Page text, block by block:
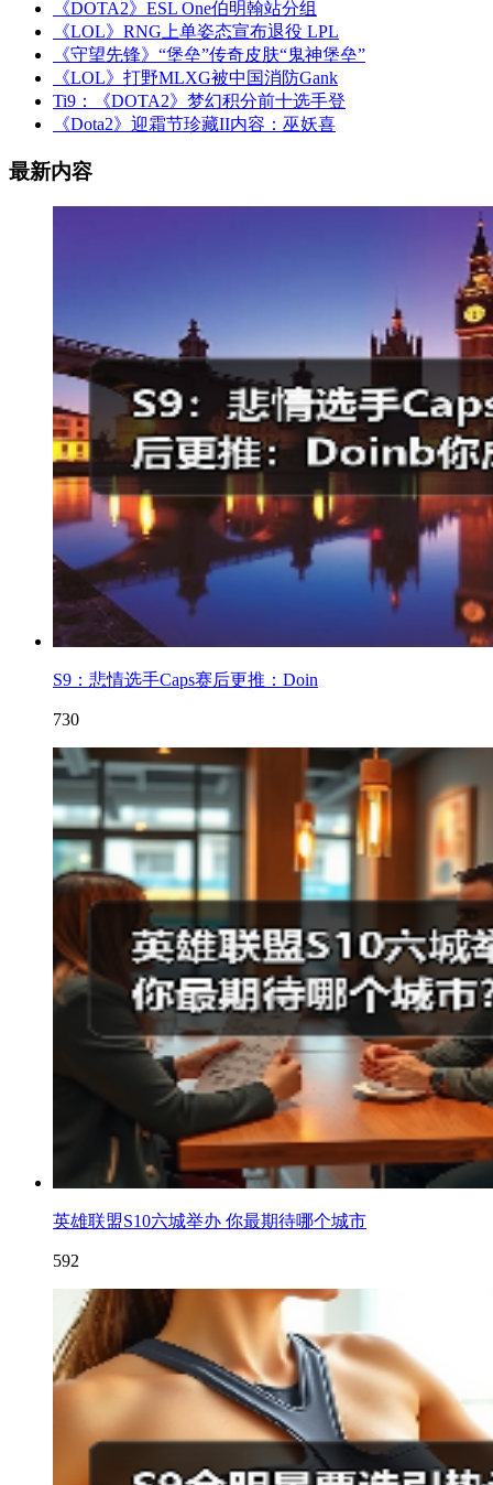
《DOTA2》ESL One伯明翰站分组
《LOL》RNG上单姿态宣布退役 LPL
《守望先锋》“堡垒”传奇皮肤“鬼神堡垒”
《LOL》打野MLXG被中国消防Gank
Ti9：《DOTA2》梦幻积分前十选手登
《Dota2》迎霜节珍藏II内容：巫妖喜
最新内容
S9：悲情选手Caps赛后更推：Doin
730
英雄联盟S10六城举办 你最期待哪个城市
592